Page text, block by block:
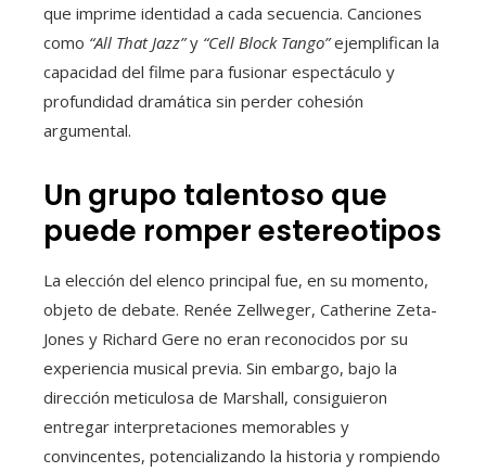
que imprime identidad a cada secuencia. Canciones
como “All That Jazz”y “Cell Block Tango”ejemplifican la
capacidad del filme para fusionar espectáculo y
profundidad dramática sin perder cohesión
argumental.
Un grupo talentoso que
puede romper estereotipos
La elección del elenco principal fue, en su momento,
objeto de debate. Renée Zellweger, Catherine Zeta-
Jones y Richard Gere no eran reconocidos por su
experiencia musical previa. Sin embargo, bajo la
dirección meticulosa de Marshall, consiguieron
entregar interpretaciones memorables y
convincentes, potencializando la historia y rompiendo